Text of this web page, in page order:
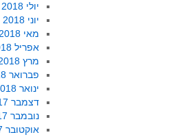
יולי 2018
יוני 2018
מאי 2018
אפריל 2018
מרץ 2018
פברואר 2018
ינואר 2018
דצמבר 2017
נובמבר 2017
אוקטובר 2017